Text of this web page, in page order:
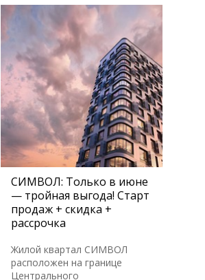
СИМВОЛ: Только в июне
— тройная выгода! Старт
продаж + скидка +
рассрочка
Жилой квартал СИМВОЛ
расположен на границе
Центрального